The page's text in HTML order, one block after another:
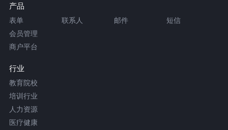
产品
表单 联系人 邮件
短信
会员管理
商户平台
行业
教育院校
培训行业
人力资源
医疗健康